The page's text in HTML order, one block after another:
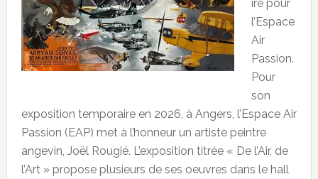
ire pour
l’Espace
Air
Passion.
Pour
son
exposition temporaire en 2026, à Angers, l’Espace Air
Passion (EAP) met à l’honneur un artiste peintre
angevin, Joël Rougié. L’exposition titrée « De l’Air, de
l’Art » propose plusieurs de ses oeuvres dans le hall